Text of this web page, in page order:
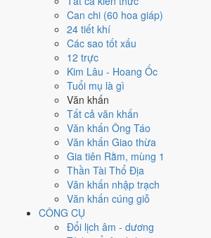
Can chi (60 hoa giáp)
24 tiết khí
Các sao tốt xấu
12 trực
Kim Lâu - Hoang Ốc
Tuổi mụ là gì
Văn khấn
Tất cả văn khấn
Văn khấn Ông Táo
Văn khấn Giao thừa
Gia tiên Rằm, mùng 1
Thần Tài Thổ Địa
Văn khấn nhập trạch
Văn khấn cúng giỗ
CÔNG CỤ
Đổi lịch âm - dương
việc gì?
Ngày 6/2/2026 đạt 7.7/10trung bình cho 7 việc
Đính hôn - dạm ngõ (9/10)
Trực Khai (ngày khai mở, bắt đầu mới) và gặp
đạo nên điểm từng việc chênh nhau như bảng
Cưới hỏi - đính hôn
Rất tốt
Cưới hỏi - đính hôn hôm nay ở
Khai và Ngày Hoàng Đạo, nhưng Sao
Cách tính ngày tốt
Khai trương - mở cửa hàng
Rất tốt
Khai trương - mở cửa hàng hôm nay ở
Trực Khai và Ngày Hoàng Đạo